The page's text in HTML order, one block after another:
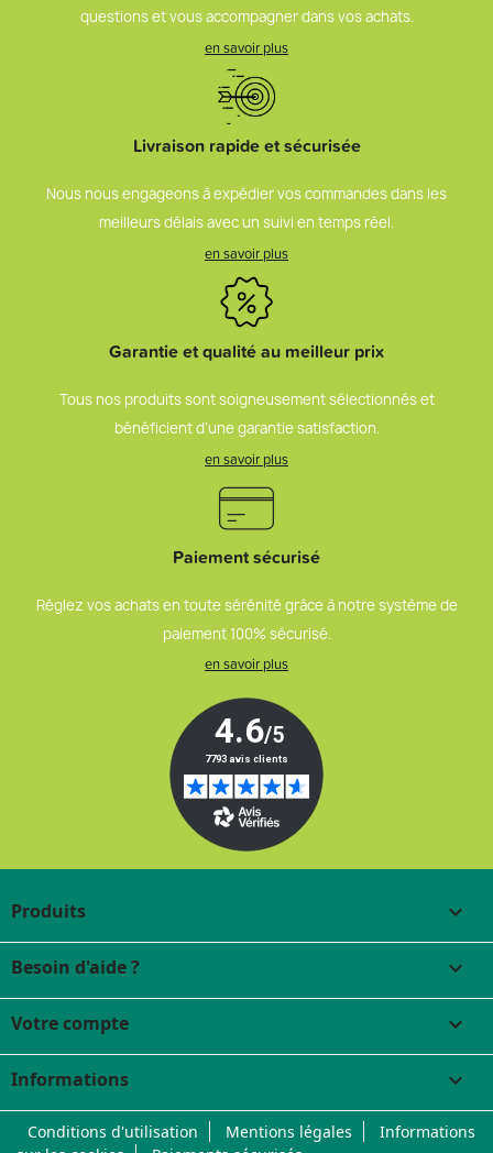
questions et vous accompagner dans vos achats.
en savoir plus
Livraison rapide et sécurisée
Nous nous engageons à expédier vos commandes dans les
meilleurs délais avec un suivi en temps réel.
en savoir plus
Garantie et qualité au meilleur prix
Tous nos produits sont soigneusement sélectionnés et
bénéficient d’une garantie satisfaction.
en savoir plus
Paiement sécurisé
Réglez vos achats en toute sérénité grâce à notre système de
paiement 100% sécurisé.
en savoir plus
Produits 
Besoin d'aide ? 
Votre compte 
Informations keyboard_arrow_down
Conditions d'utilisation Mentions légales
Informations